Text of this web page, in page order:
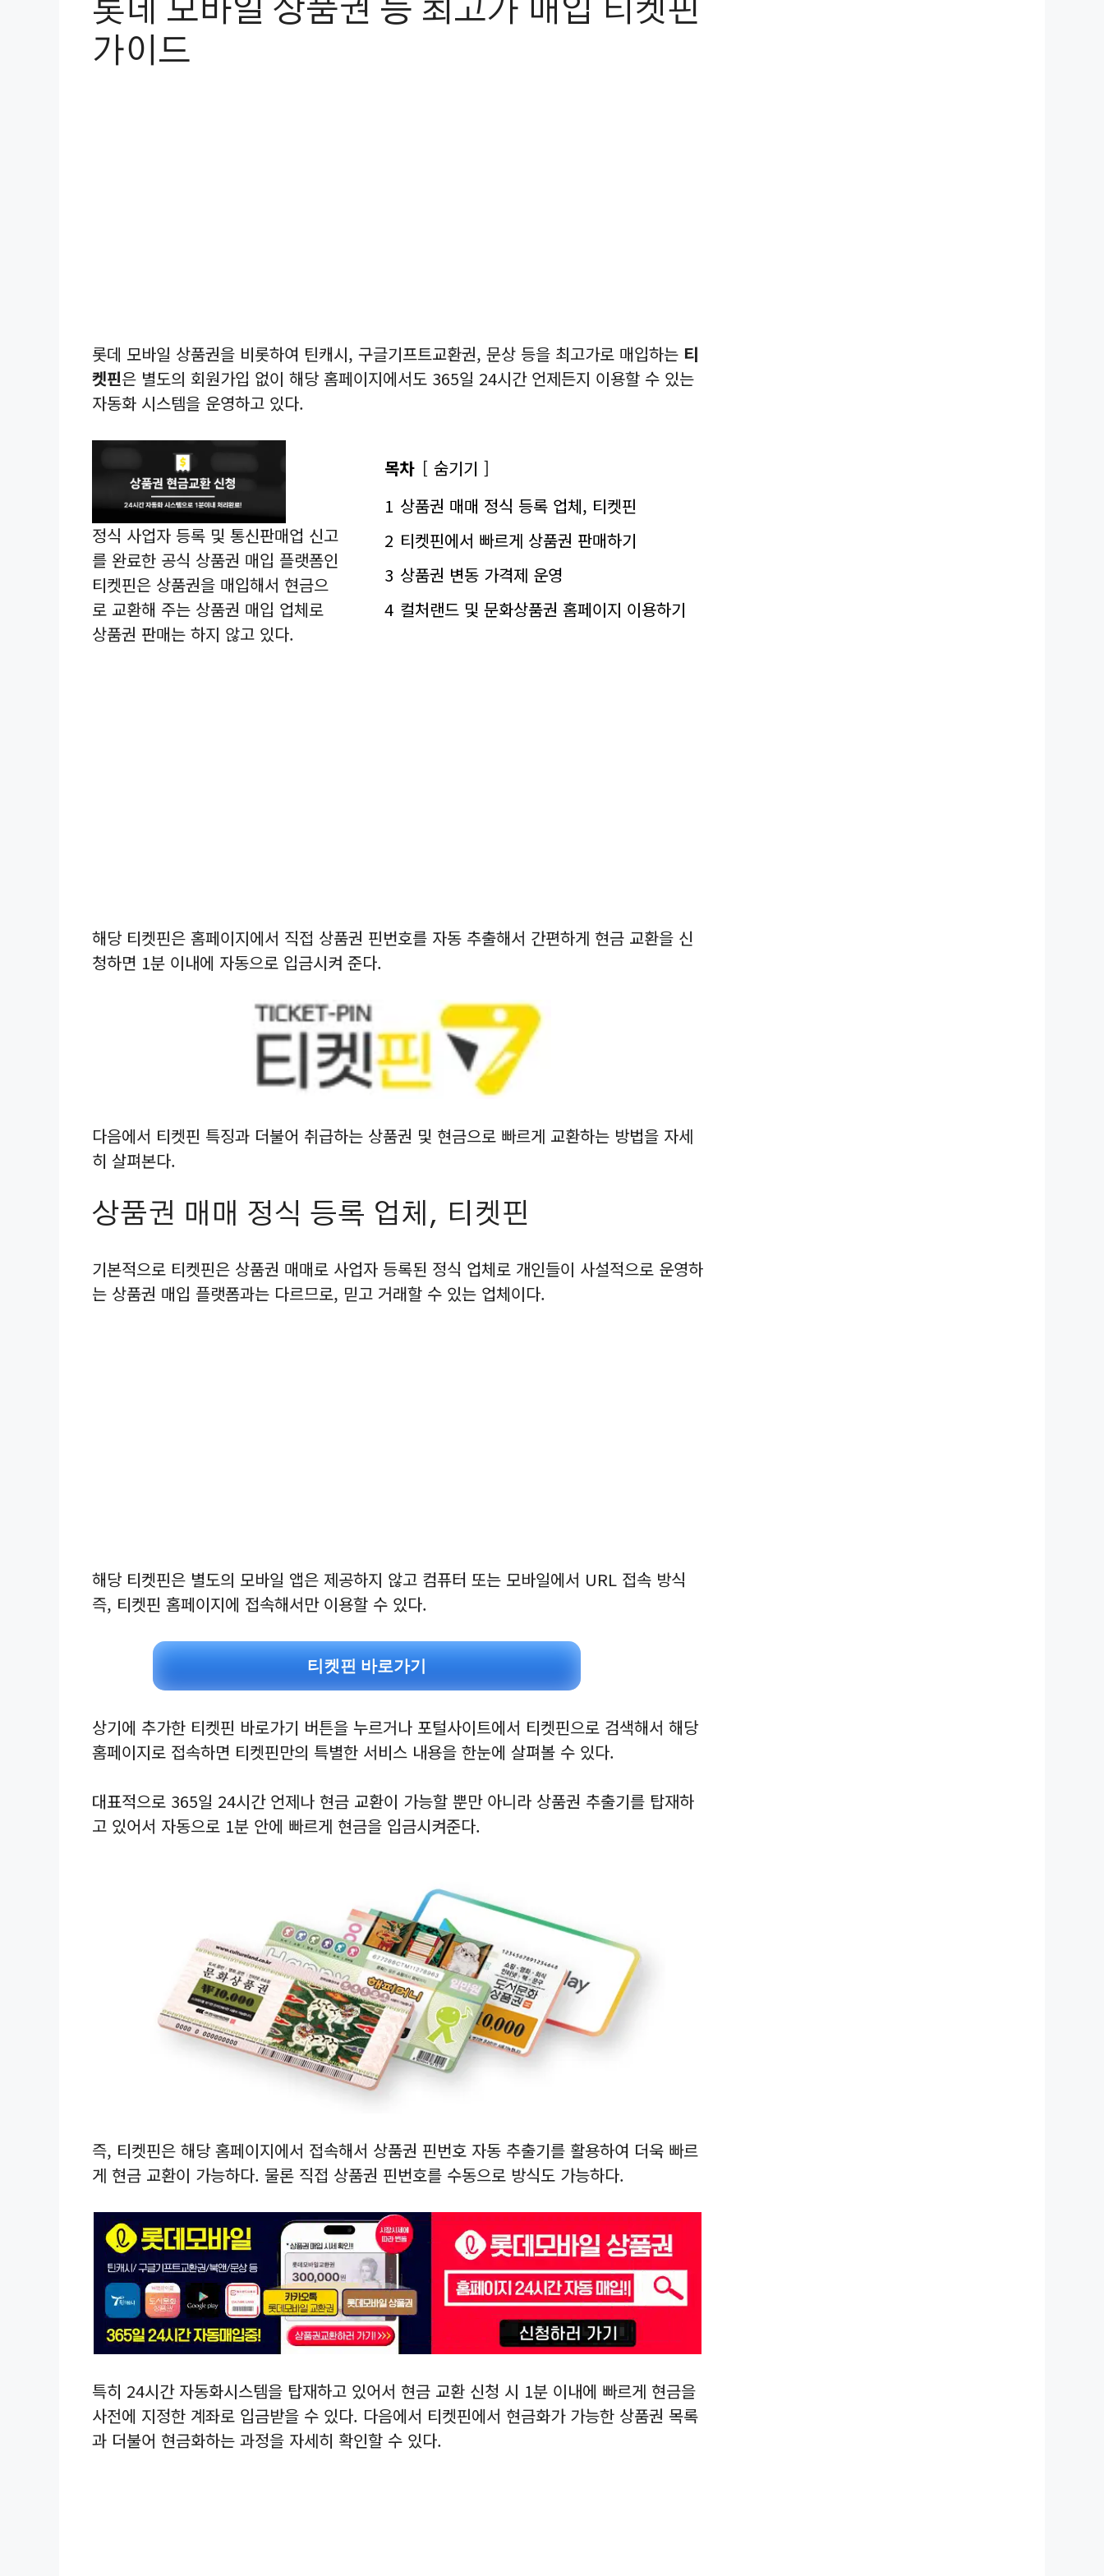
롯데 모바일 상품권 등 최고가 매입 티켓핀
가이드
롯데 모바일 상품권을 비롯하여 틴캐시, 구글기프트교환권, 문상 등을 최고가로 매입하는 티
켓핀은 별도의 회원가입 없이 해당 홈페이지에서도 365일 24시간 언제든지 이용할 수 있는
자동화 시스템을 운영하고 있다.
목차
숨기기
1 상품권 매매 정식 등록 업체, 티켓핀
2 티켓핀에서 빠르게 상품권 판매하기
3 상품권 변동 가격제 운영
4 컬처랜드 및 문화상품권 홈페이지 이용하기
정식 사업자 등록 및 통신판매업 신고
를 완료한 공식 상품권 매입 플랫폼인
티켓핀은 상품권을 매입해서 현금으
로 교환해 주는 상품권 매입 업체로
상품권 판매는 하지 않고 있다.
해당 티켓핀은 홈페이지에서 직접 상품권 핀번호를 자동 추출해서 간편하게 현금 교환을 신
청하면 1분 이내에 자동으로 입금시켜 준다.
다음에서 티켓핀 특징과 더불어 취급하는 상품권 및 현금으로 빠르게 교환하는 방법을 자세
히 살펴본다.
상품권 매매 정식 등록 업체, 티켓핀
기본적으로 티켓핀은 상품권 매매로 사업자 등록된 정식 업체로 개인들이 사설적으로 운영하
는 상품권 매입 플랫폼과는 다르므로, 믿고 거래할 수 있는 업체이다.
해당 티켓핀은 별도의 모바일 앱은 제공하지 않고 컴퓨터 또는 모바일에서 URL 접속 방식
즉, 티켓핀 홈페이지에 접속해서만 이용할 수 있다.
티켓핀 바로가기
상기에 추가한 티켓핀 바로가기 버튼을 누르거나 포털사이트에서 티켓핀으로 검색해서 해당
홈페이지로 접속하면 티켓핀만의 특별한 서비스 내용을 한눈에 살펴볼 수 있다.
대표적으로 365일 24시간 언제나 현금 교환이 가능할 뿐만 아니라 상품권 추출기를 탑재하
고 있어서 자동으로 1분 안에 빠르게 현금을 입금시켜준다.
즉, 티켓핀은 해당 홈페이지에서 접속해서 상품권 핀번호 자동 추출기를 활용하여 더욱 빠르
게 현금 교환이 가능하다. 물론 직접 상품권 핀번호를 수동으로 방식도 가능하다.
특히 24시간 자동화시스템을 탑재하고 있어서 현금 교환 신청 시 1분 이내에 빠르게 현금을
사전에 지정한 계좌로 입금받을 수 있다. 다음에서 티켓핀에서 현금화가 가능한 상품권 목록
과 더불어 현금화하는 과정을 자세히 확인할 수 있다.